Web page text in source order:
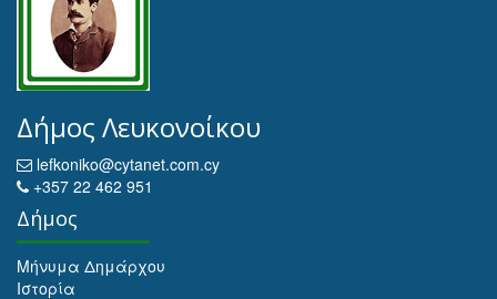
Δήμος Λευκονοίκου
lefkoniko@cytanet.com.cy
+357 22 462 951
Δήμος
Μήνυμα Δημάρχου
Ιστορία